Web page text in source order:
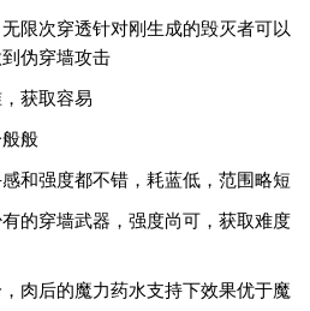
限次穿透针对刚生成的毁灭者可以
伪穿墙攻击
获取容易
般
和强度都不错，耗蓝低，范围略短
的穿墙武器，强度尚可，获取难度
肉后的魔力药水支持下效果优于魔